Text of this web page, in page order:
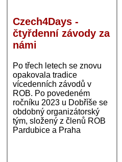
Czech4Days -
čtyřdenní závody za
námi
Po třech letech se znovu
opakovala tradice
vícedenních závodů v
ROB. Po povedeném
ročníku 2023 u Dobříše se
obdobný organizátorský
tým, složený z členů ROB
Pardubice a Praha